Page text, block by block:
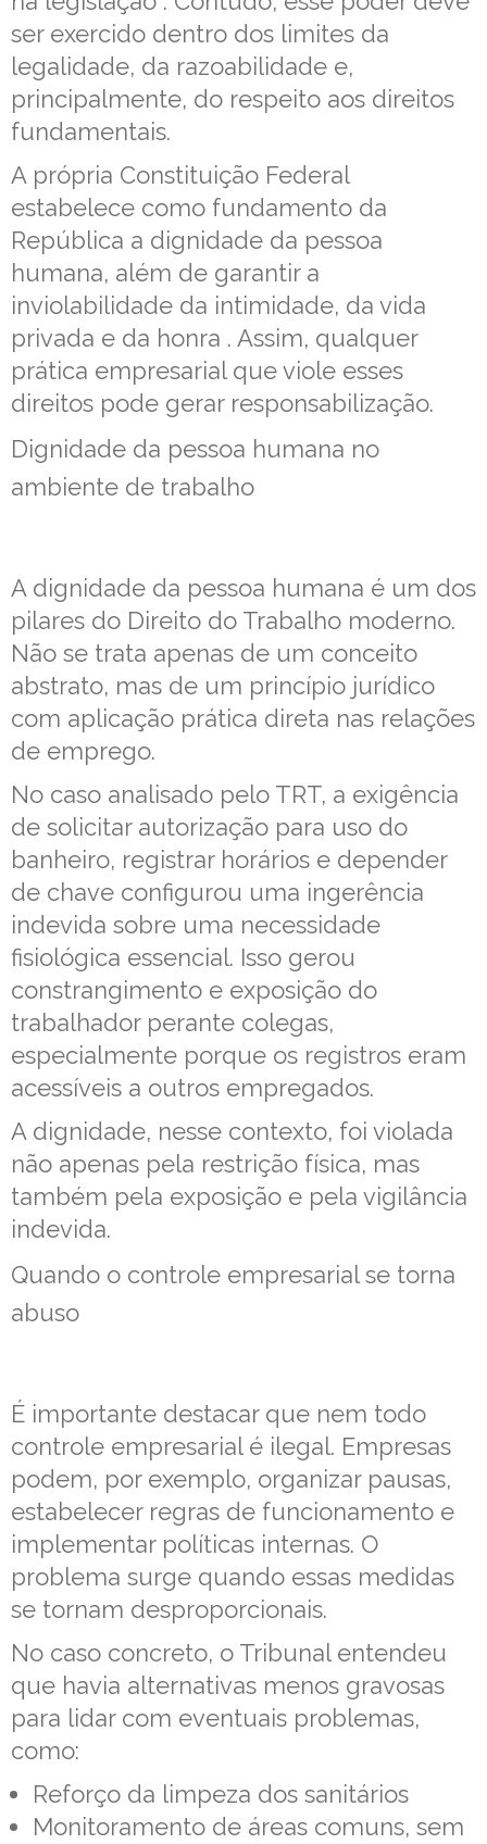
ser exercido dentro dos limites da
legalidade, da razoabilidade e,
principalmente, do respeito aos direitos
fundamentais.
A própria Constituição Federal
estabelece como fundamento da
República a dignidade da pessoa
humana, além de garantir a
inviolabilidade da intimidade, da vida
privada e da honra . Assim, qualquer
prática empresarial que viole esses
direitos pode gerar responsabilização.
Dignidade da pessoa humana no
ambiente de trabalho
A dignidade da pessoa humana é um dos
pilares do Direito do Trabalho moderno.
Não se trata apenas de um conceito
abstrato, mas de um princípio jurídico
com aplicação prática direta nas relações
de emprego.
No caso analisado pelo TRT, a exigência
de solicitar autorização para uso do
banheiro, registrar horários e depender
de chave configurou uma ingerência
indevida sobre uma necessidade
fisiológica essencial. Isso gerou
constrangimento e exposição do
trabalhador perante colegas,
especialmente porque os registros eram
acessíveis a outros empregados.
A dignidade, nesse contexto, foi violada
não apenas pela restrição física, mas
também pela exposição e pela vigilância
indevida.
Quando o controle empresarial se torna
abuso
É importante destacar que nem todo
controle empresarial é ilegal. Empresas
podem, por exemplo, organizar pausas,
estabelecer regras de funcionamento e
implementar políticas internas. O
problema surge quando essas medidas
se tornam desproporcionais.
No caso concreto, o Tribunal entendeu
que havia alternativas menos gravosas
para lidar com eventuais problemas,
como:
Reforço da limpeza dos sanitários
Monitoramento de áreas comuns, sem